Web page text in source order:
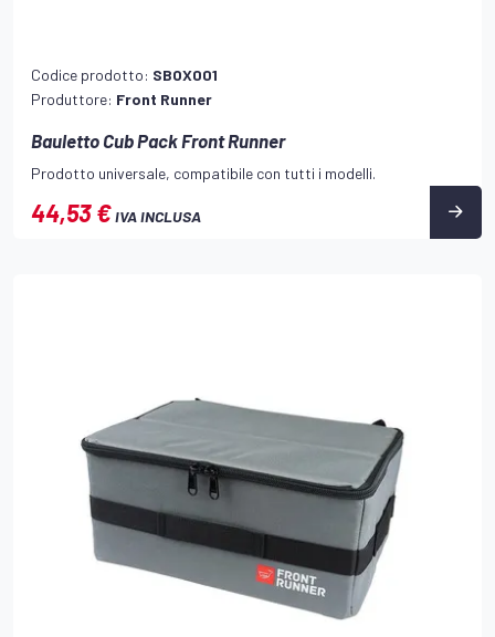
Codice prodotto: SBOX001
Produttore: Front Runner
Bauletto Cub Pack Front Runner
Prodotto universale, compatibile con tutti i modelli.
44,53 €IVA INCLUSA